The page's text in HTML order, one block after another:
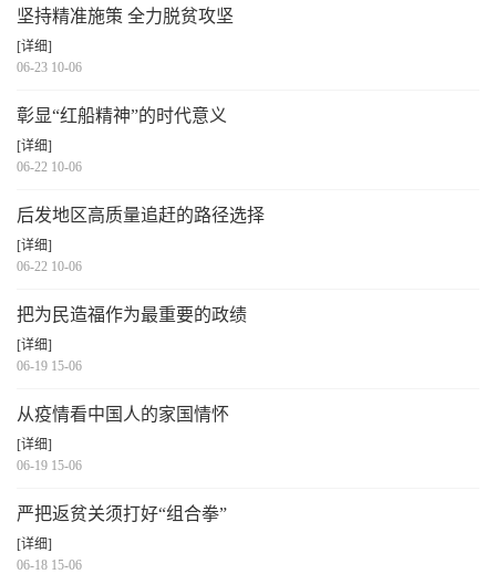
坚持精准施策 全力脱贫攻坚
[详细]
06-23 10-06
彰显“红船精神”的时代意义
[详细]
06-22 10-06
后发地区高质量追赶的路径选择
[详细]
06-22 10-06
把为民造福作为最重要的政绩
[详细]
06-19 15-06
从疫情看中国人的家国情怀
[详细]
06-19 15-06
严把返贫关须打好“组合拳”
[详细]
06-18 15-06